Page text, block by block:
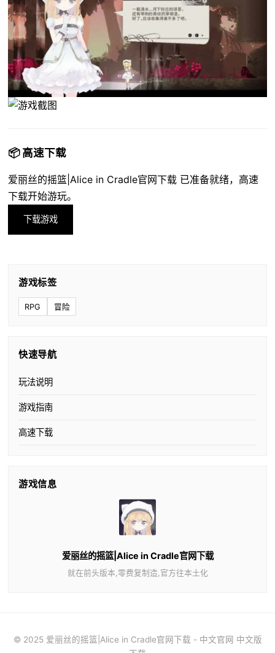
📦 高速下载
爱丽丝的摇篮|Alice in Cradle官网下载 已准备就绪，高速
下载开始游玩。
下载游戏
游戏标签
RPG 冒险
快速导航
玩法说明
游戏指南
高速下载
游戏信息
爱丽丝的摇篮|Alice in Cradle官网下载
就在前头版本,零费复制造,官方往本土化
© 2025 爱丽丝的摇篮|Alice in Cradle官网下载 - 中文官网 中文版